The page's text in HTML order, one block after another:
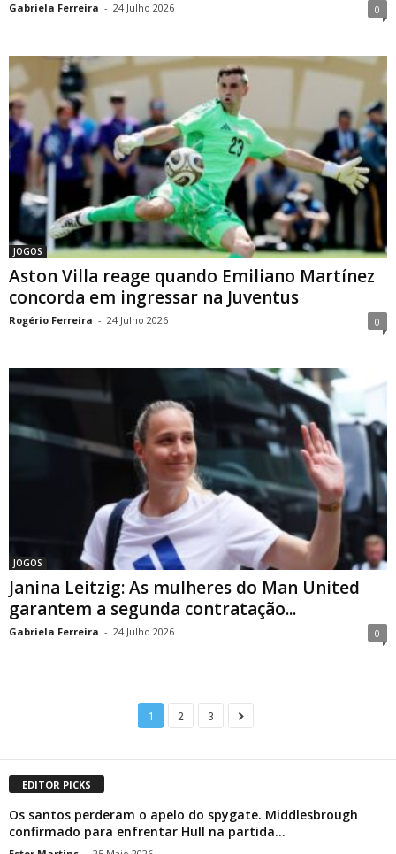
Gabriela Ferreira - 24 Julho 2026 0
JOGOS
Aston Villa reage quando Emiliano Martínez
concorda em ingressar na Juventus
Rogério Ferreira - 24 Julho 2026 0
JOGOS
Janina Leitzig: As mulheres do Man United
garantem a segunda contratação...
Gabriela Ferreira - 24 Julho 2026 0
1 2 3
EDITOR PICKS
Os santos perderam o apelo do spygate. Middlesbrough
confirmado para enfrentar Hull na partida...